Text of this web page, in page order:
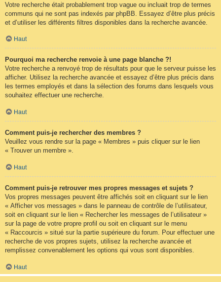
Votre recherche était probablement trop vague ou incluait trop de termes
communs qui ne sont pas indexés par phpBB. Essayez d’être plus précis
et d’utiliser les différents filtres disponibles dans la recherche avancée.
Haut
Pourquoi ma recherche renvoie à une page blanche ?!
Votre recherche a renvoyé trop de résultats pour que le serveur puisse les
afficher. Utilisez la recherche avancée et essayez d’être plus précis dans
les termes employés et dans la sélection des forums dans lesquels vous
souhaitez effectuer une recherche.
Haut
Comment puis-je rechercher des membres ?
Veuillez vous rendre sur la page « Membres » puis cliquer sur le lien
« Trouver un membre ».
Haut
Comment puis-je retrouver mes propres messages et sujets ?
Vos propres messages peuvent être affichés soit en cliquant sur le lien
« Afficher vos messages » dans le panneau de contrôle de l’utilisateur,
soit en cliquant sur le lien « Rechercher les messages de l’utilisateur »
sur la page de votre propre profil ou soit en cliquant sur le menu
« Raccourcis » situé sur la partie supérieure du forum. Pour effectuer une
recherche de vos propres sujets, utilisez la recherche avancée et
remplissez convenablement les options qui vous sont disponibles.
Haut